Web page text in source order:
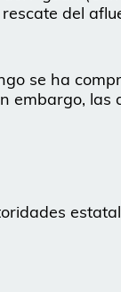
del
se ha
embargo, las